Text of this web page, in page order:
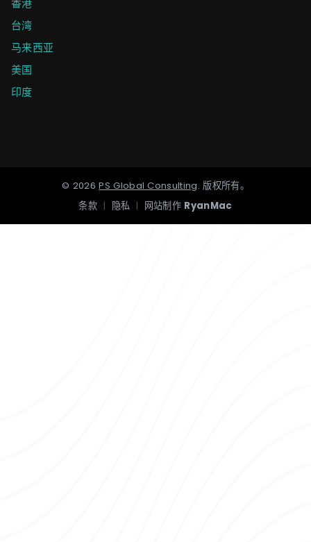
台湾
马来西亚
美国
印度
© 2026 PS Global Consulting.版权所有。
条款 | 隐私 | 网站制作 RyanMac